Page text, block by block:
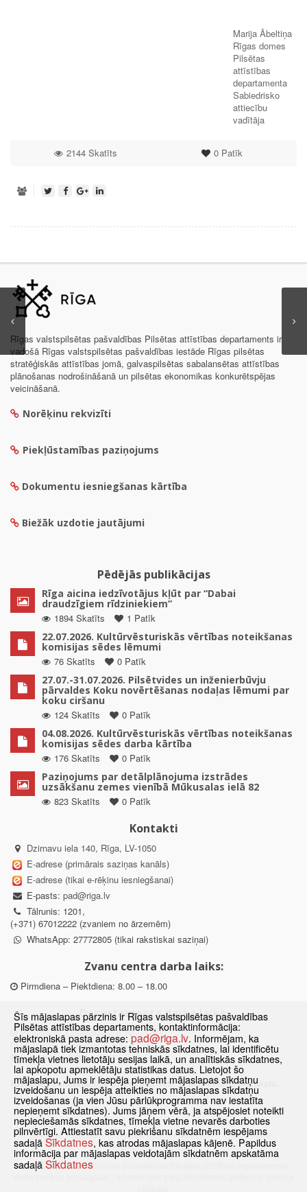
Marija Ābeltiņa
Rīgas domes
Pilsētas
attīstības
departamenta
Sabiedrisko
attiecību
vadītāja
0Patīk
2144 Skatīts
Rīgas valstspilsētas pašvaldības Pilsētas attīstības departaments ir
vadošā Rīgas valstspilsētas pašvaldības iestāde Rīgas pilsētas
stratēģiskās attīstības jomā, galvaspilsētas sabalansētas attīstības
plānošanas nodrošināšanā un pilsētas ekonomikas konkurētspējas
veicināšanā.
Norēķinu rekvizīti
Piekļūstamības paziņojums
Dokumentu iesniegšanas kārtība
Biežāk uzdotie jautājumi
Pēdējās publikācijas
Rīga aicina iedzīvotājus kļūt par “Dabai
draudzīgiem rīdziniekiem”
1894 Skatīts
1 Patīk
22.07.2026. Kultūrvēsturiskās vērtības noteikšanas
komisijas sēdes lēmumi
76 Skatīts
0 Patīk
27.07.-31.07.2026. Pilsētvides un inženierbūvju
pārvaldes Koku novērtēšanas nodaļas lēmumi par
koku ciršanu
124 Skatīts
0 Patīk
04.08.2026. Kultūrvēsturiskās vērtības noteikšanas
komisijas sēdes darba kārtība
176 Skatīts
0 Patīk
Paziņojums par detālplānojuma izstrādes
uzsākšanu zemes vienībā Mūkusalas ielā 82
823 Skatīts
0 Patīk
Kontakti
Dzirnavu iela 140, Rīga, LV-1050
E-adrese (primārais saziņas kanāls)
E-adrese (tikai e-rēķinu iesniegšanai)
E-pasts: pad@riga.lv
Tālrunis: 1201,
(+371) 67012222 (zvaniem no ārzemēm)
WhatsApp: 27772805 (tikai rakstiskai saziņai)
Zvanu centra darba laiks:
Pirmdiena – Piektdiena: 8.00 – 18.00
Departamenta darba laiks:
Pirmdiena, Ceturtdiena: 8.30 – 18.00
Otrdiena, Trešdiena: 8.30 – 17.00
Piektdiena: 8.30 – 15.00
Klātienes konsultācijas pieejamas tikai ar iepriekšēju pierakstu.
Sākums Jaunumi Biežāk uzdotie jautājumi
Lapas karte
Sīkdatnes
Kontakti
© 2021 Rīgas valstspilsētas pašvaldības Pilsētas attīstības departaments.
Šīs mājaslapas pārzinis ir Rīgas valstspilsētas pašvaldības
Pilsētas attīstības departaments, kontaktinformācija:
elektroniskā pasta adrese: pad@riga.lv. Informējam, ka
mājaslapā tiek izmantotas tehniskās sīkdatnes, lai identificētu
tīmekļa vietnes lietotāju sesijas laikā, un analītiskās sīkdatnes,
lai apkopotu apmeklētāju statistikas datus. Lietojot šo
mājaslapu, Jums ir iespēja pieņemt mājaslapas sīkdatņu
izveidošanu un iespēja atteikties no mājaslapas sīkdatņu
izveidošanas (ja vien Jūsu pārlūkprogramma nav iestatīta
nepieņemt sīkdatnes). Jums jāņem vērā, ja atspējosiet noteikti
nepieciešamās sīkdatnes, tīmekļa vietne nevarēs darboties
pilnvērtīgi. Attiestatīt savu piekrišanu sīkdatnēm iespējams
sadaļā Sīkdatnes, kas atrodas mājaslapas kājenē. Papildus
informācija par mājaslapas veidotajām sīkdatnēm apskatāma
sadaļā Sīkdatnes